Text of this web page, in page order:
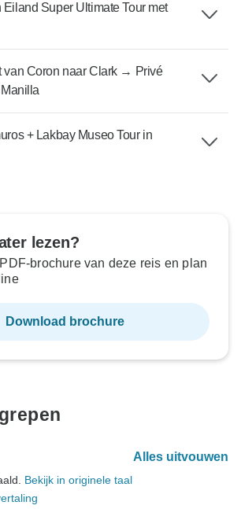
Eiland Super Ultimate Tour met
van Coron naar Clark → Privé
+ Lakbay Museo Tour in
lezen?
brochure van deze reis en plan
Download brochure
Alles uitvouwen
Bekijk in originele taal